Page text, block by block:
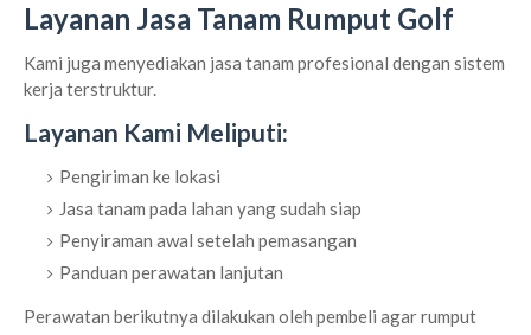
Layanan Jasa Tanam Rumput Golf
Kami juga menyediakan jasa tanam profesional dengan sistem
kerja terstruktur.
Layanan Kami Meliputi:
Pengiriman ke lokasi
Jasa tanam pada lahan yang sudah siap
Penyiraman awal setelah pemasangan
Panduan perawatan lanjutan
Perawatan berikutnya dilakukan oleh pembeli agar rumput